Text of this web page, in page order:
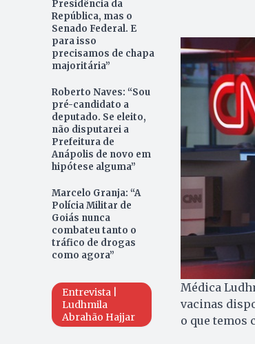
Presidência da
República, mas o
Senado Federal. E
para isso
precisamos de chapa
majoritária”
Roberto Naves: “Sou
pré-candidato a
deputado. Se eleito,
não disputarei a
Prefeitura de
Anápolis de novo em
hipótese alguma”
Marcelo Granja: “A
Polícia Militar de
Goiás nunca
combateu tanto o
tráfico de drogas
como agora”
Entrevista |
Ludhmila
Abrahão Hajjar
Médica
vacinas
o que temos